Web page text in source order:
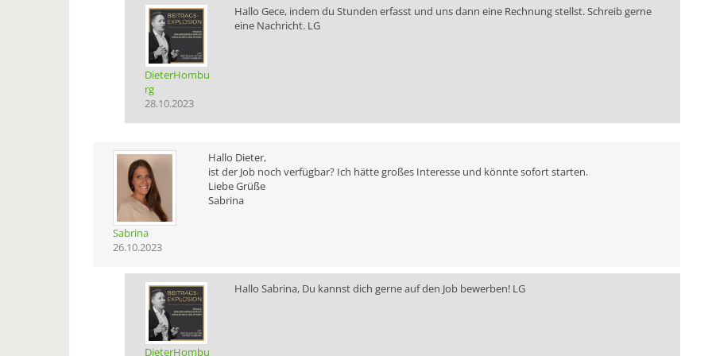
DieterHombu
rg
28.10.2023
Hallo Gece, indem du Stunden erfasst und uns dann eine Rechnung stellst. Schreib gerne
eine Nachricht. LG
Sabrina
26.10.2023
Hallo Dieter,
ist der Job noch verfügbar? Ich hätte großes Interesse und könnte sofort starten.
Liebe Grüße
Sabrina
DieterHombu
Hallo Sabrina, Du kannst dich gerne auf den Job bewerben! LG